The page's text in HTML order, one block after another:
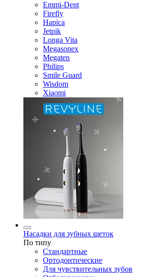
Emmi-Dent
Firefly
Hapica
Jetpik
Longa Vita
Megasonex
Megaten
Philips
Smile Guard
Wisdom
Xiaomi
Насадки для зубных щеток
По типу
Стандартные
Ортодонтические
Для чувствительных зубов